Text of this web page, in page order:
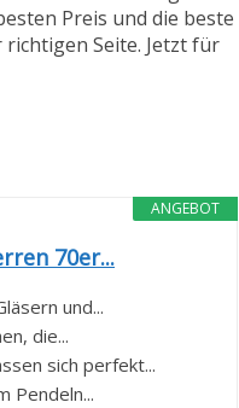
Preis und die beste
richtigen Seite. Jetzt für
ANGEBOT
70er...
und...
die...
sich perfekt...
Pendeln...